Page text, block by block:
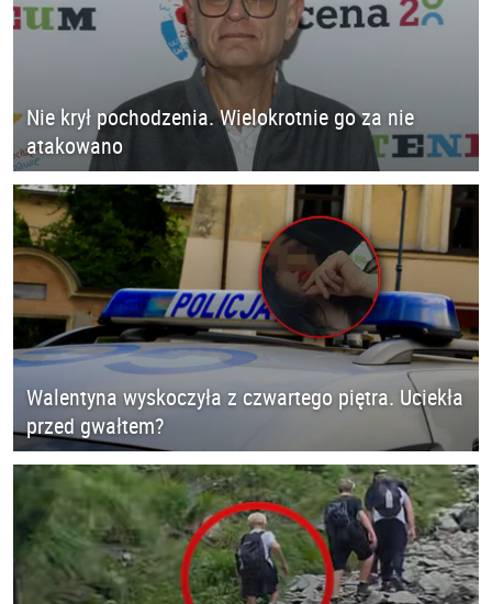
Nie krył pochodzenia. Wielokrotnie go za nie
atakowano
Walentyna wyskoczyła z czwartego piętra. Uciekła
przed gwałtem?